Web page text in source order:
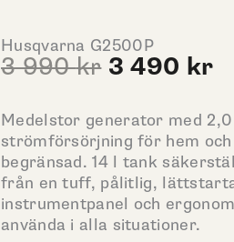
Husqvarna G2500P
3 990kr Det
priset
var:
3
990 kr.
3 490 kr
3
Medelstor generator med
strömförsörjning för hem
begränsad. 14 l tank
från en tuff, pålitlig,
instrumentpanel och
använda i alla situationer.